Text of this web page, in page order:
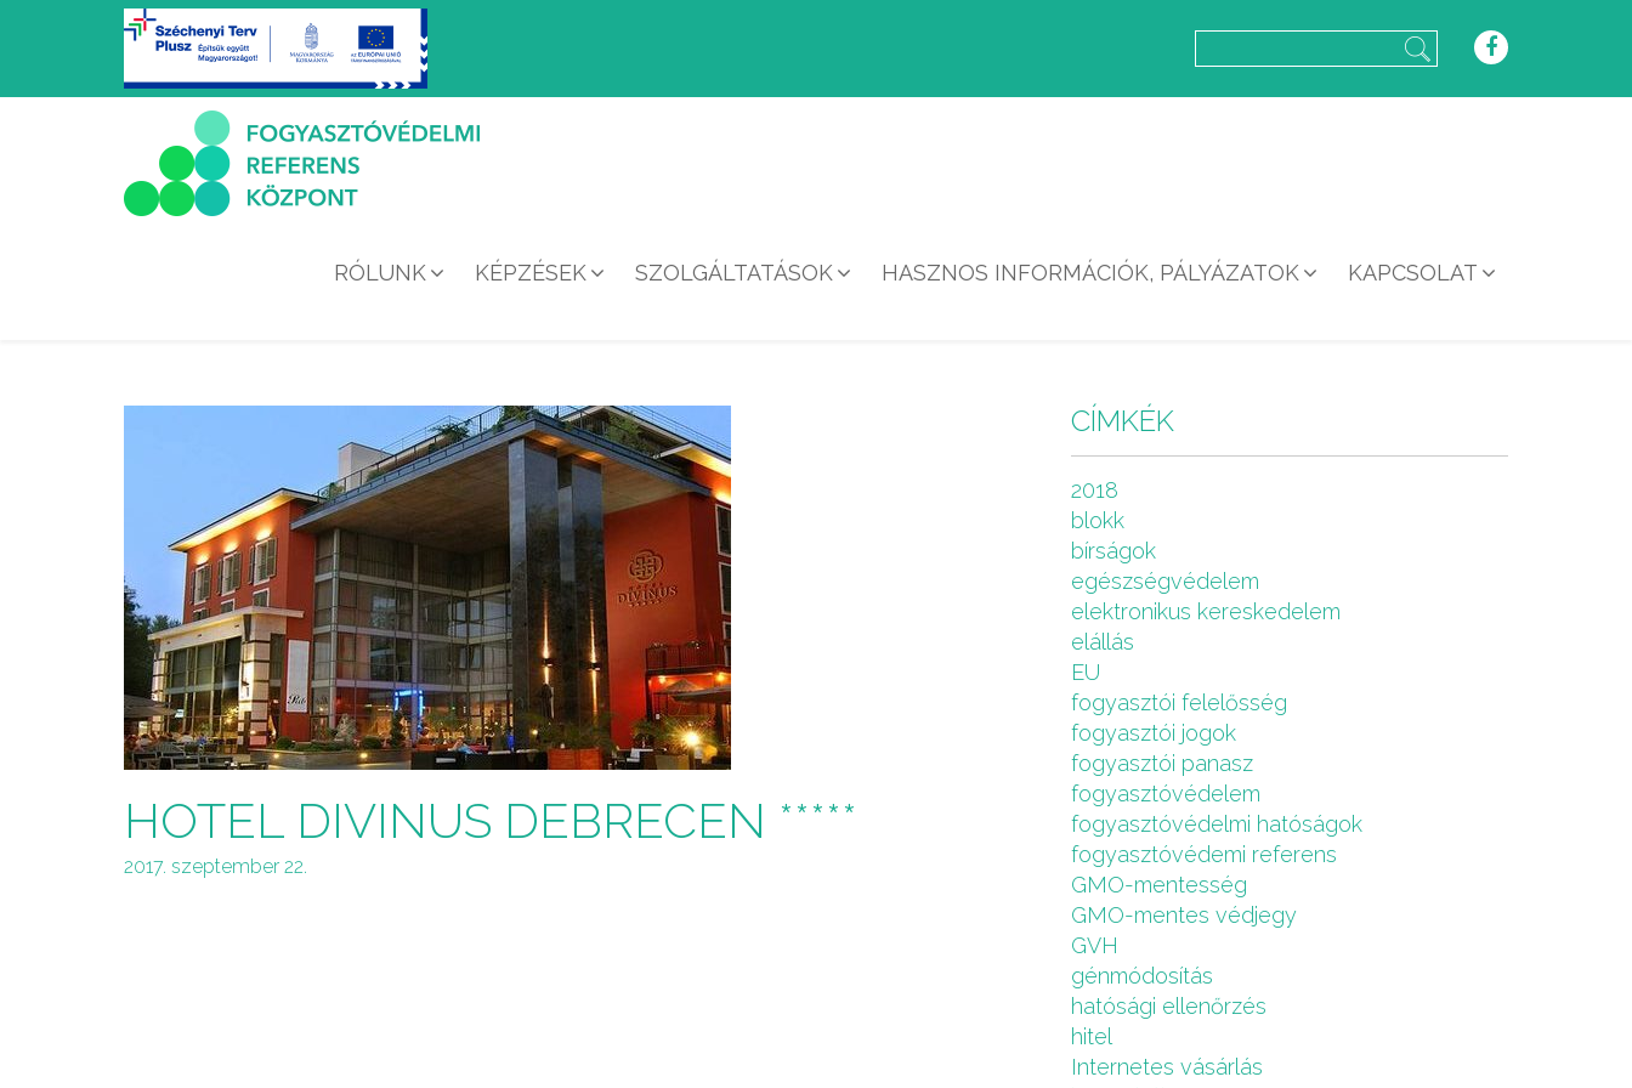
RÓLUNK KÉPZÉSEK SZOLGÁLTATÁSOK HASZNOS INFORMÁCIÓK, PÁLYÁZATOK KAPCSOLAT
HOTEL DIVINUS DEBRECEN *****
2017. szeptember 22.
CÍMKÉK
2018
blokk
bírságok
egészségvédelem
elektronikus kereskedelem
elállás
EU
fogyasztói felelősség
fogyasztói jogok
fogyasztói panasz
fogyasztóvédelem
fogyasztóvédelmi hatóságok
fogyasztóvédemi referens
GMO-mentesség
GMO-mentes védjegy
GVH
génmódosítás
hatósági ellenőrzés
hitel
Internetes vásárlás